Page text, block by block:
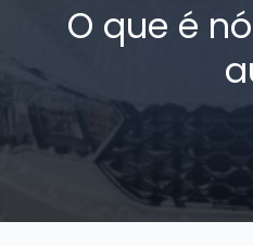
O que é